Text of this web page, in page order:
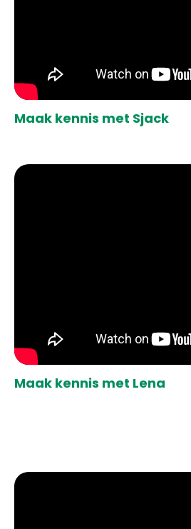
Maak kennis met Sjack
Maak kennis met Lena